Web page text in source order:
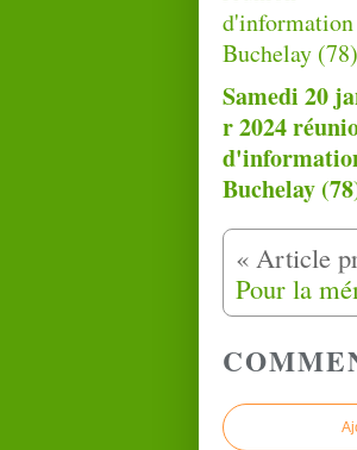
Samedi 20
r 2024
Buchelay
Pour la